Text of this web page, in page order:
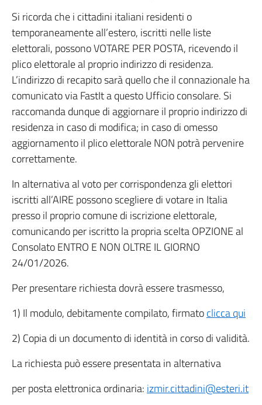
Si ricorda che i cittadini italiani residenti o
temporaneamente all’estero, iscritti nelle liste
elettorali, possono VOTARE PER POSTA, ricevendo il
plico elettorale al proprio indirizzo di residenza.
L’indirizzo di recapito sarà quello che il connazionale ha
comunicato via FastIt a questo Ufficio consolare. Si
raccomanda dunque di aggiornare il proprio indirizzo di
residenza in caso di modifica; in caso di omesso
aggiornamento il plico elettorale NON potrà pervenire
correttamente.
In alternativa al voto per corrispondenza gli elettori
iscritti all’AIRE possono scegliere di votare in Italia
presso il proprio comune di iscrizione elettorale,
comunicando per iscritto la propria scelta OPZIONE al
Consolato ENTRO E NON OLTRE IL GIORNO
24/01/2026.
Per presentare richiesta dovrà essere trasmesso,
1) Il modulo, debitamente compilato, firmatoclicca qui
2) Copia di un documento di identità in corso di validità.
La richiesta può essere presentata in alternativa
per posta elettronica ordinaria: izmir.cittadini@esteri.it